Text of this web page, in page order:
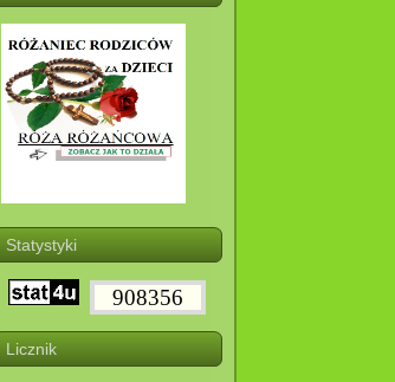
Statystyki
908356
Licznik